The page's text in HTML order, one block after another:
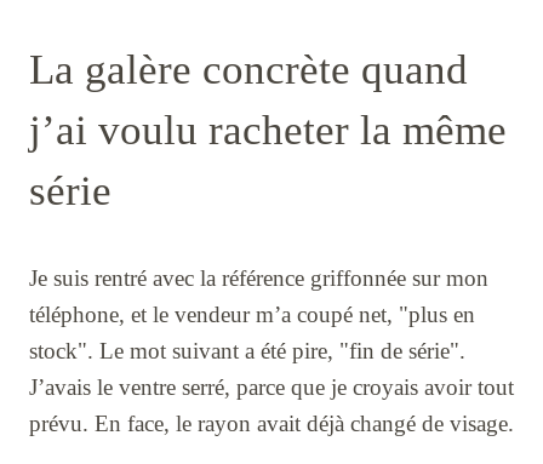
La galère concrète quand
j’ai voulu racheter la même
série
Je suis rentré avec la référence griffonnée sur mon
téléphone, et le vendeur m’a coupé net, "plus en
stock". Le mot suivant a été pire, "fin de série".
J’avais le ventre serré, parce que je croyais avoir tout
prévu. En face, le rayon avait déjà changé de visage.